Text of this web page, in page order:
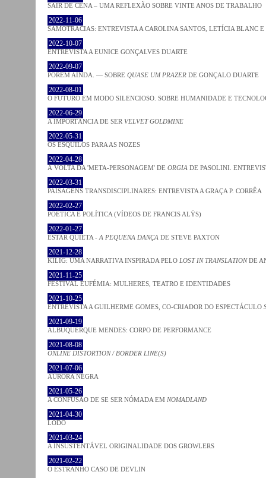
SAIR DE CENA – UMA REFLEXÃO SOBRE VINTE ANOS DE TRABALHO
2022-11-06
SAMOTRACIAS: ENTREVISTA A CAROLINA SANTOS, LETÍCIA BLANC
2022-10-07
ENTREVISTA A EUNICE GONÇALVES DUARTE
2022-09-07
PORÉM AINDA. — SOBRE QUASE UM PRAZER DE GONÇALO DUARTE
2022-08-01
O FUTURO EM MODO SILENCIOSO. SOBRE HUMANIDADE E
2022-06-29
A IMPORTÂNCIA DE SER VELVET GOLDMINE
2022-05-31
OS ESQUILOS PARA AS NOZES
2022-04-28
À VOLTA DA 'META-PERSONAGEM' DE ORGIA DE PASOLINI.
2022-03-31
PAISAGENS TRANSDISCIPLINARES: ENTREVISTA A GRAÇA P. CORRÊA
2022-02-27
POÉTICA E POLÍTICA (VÍDEOS DE FRANCIS ALŸS)
2022-01-27
ESTAR QUIETA - A PEQUENA DANÇA DE STEVE PAXTON
2021-12-28
KILIG: UMA NARRATIVA INSPIRADA PELO LOST IN TRANSLATIONDE
2021-11-25
FESTIVAL EUFÉMIA: MULHERES, TEATRO E IDENTIDADES
2021-10-25
ENTREVISTA A GUILHERME GOMES, CO-CRIADOR DO ESPECTÁCULO
2021-09-19
ALBUQUERQUE MENDES: CORPO DE PERFORMANCE
2021-08-08
ONLINE DISTORTION / BORDER LINE(S)
2021-07-06
AURORA NEGRA
2021-05-26
A CONFUSÃO DE SE SER NÓMADA EM NOMADLAND
2021-04-30
LODO
2021-03-24
A INSUSTENTÁVEL ORIGINALIDADE DOS GROWLERS
2021-02-22
O ESTRANHO CASO DE DEVLIN